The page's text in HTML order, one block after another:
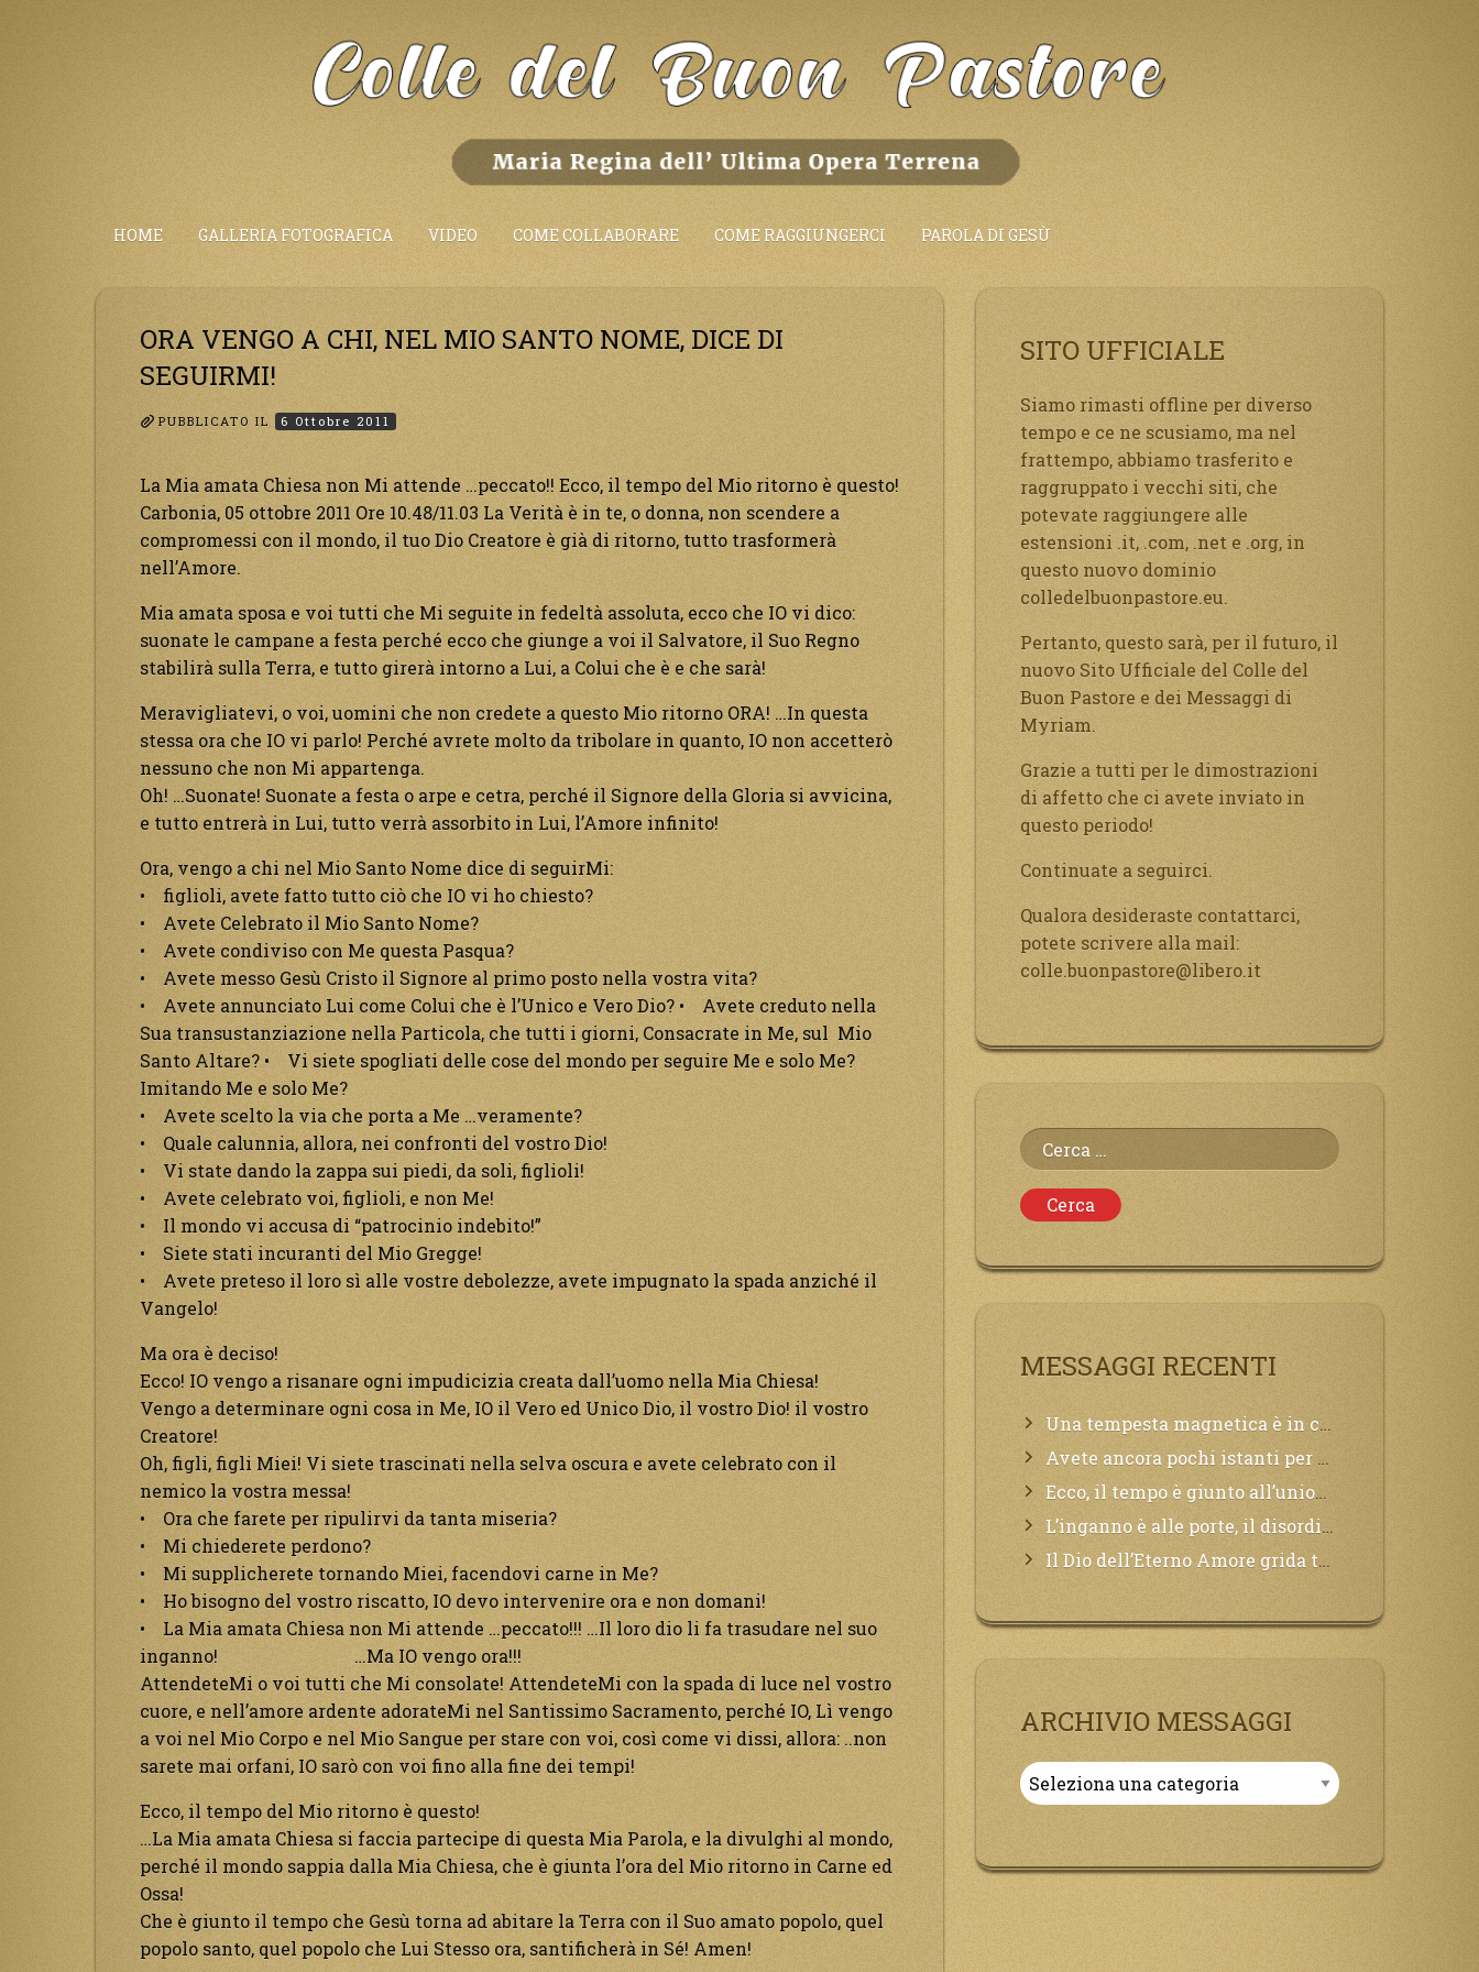
HOME GALLERIA FOTOGRAFICA VIDEO COME COLLABORARE COME RAGGIUNGERCI PAROLA DI GESÙ
ORA VENGO A CHI, NEL MIO SANTO NOME, DICE DI
SEGUIRMI!
PUBBLICATO IL 6 Ottobre 2011
La Mia amata Chiesa non Mi attende …peccato!! Ecco, il tempo del Mio ritorno è questo!
Carbonia, 05 ottobre 2011 Ore 10.48/11.03 La Verità è in te, o donna, non scendere a
compromessi con il mondo, il tuo Dio Creatore è già di ritorno, tutto trasformerà
nell’Amore.
Mia amata sposa e voi tutti che Mi seguite in fedeltà assoluta, ecco che IO vi dico:
suonate le campane a festa perché ecco che giunge a voi il Salvatore, il Suo Regno
stabilirà sulla Terra, e tutto girerà intorno a Lui, a Colui che è e che sarà!
Meravigliatevi, o voi, uomini che non credete a questo Mio ritorno ORA! …In questa
stessa ora che IO vi parlo! Perché avrete molto da tribolare in quanto, IO non accetterò
nessuno che non Mi appartenga.
Oh! …Suonate! Suonate a festa o arpe e cetra, perché il Signore della Gloria si avvicina,
e tutto entrerà in Lui, tutto verrà assorbito in Lui, l’Amore infinito!
Ora, vengo a chi nel Mio Santo Nome dice di seguirMi:
• figlioli, avete fatto tutto ciò che IO vi ho chiesto?
• Avete Celebrato il Mio Santo Nome?
• Avete condiviso con Me questa Pasqua?
• Avete messo Gesù Cristo il Signore al primo posto nella vostra vita?
• Avete annunciato Lui come Colui che è l’Unico e Vero Dio? • Avete creduto nella
Sua transustanziazione nella Particola, che tutti i giorni, Consacrate in Me, sul Mio
Santo Altare? • Vi siete spogliati delle cose del mondo per seguire Me e solo Me?
Imitando Me e solo Me?
• Avete scelto la via che porta a Me …veramente?
• Quale calunnia, allora, nei confronti del vostro Dio!
• Vi state dando la zappa sui piedi, da soli, figlioli!
• Avete celebrato voi, figlioli, e non Me!
• Il mondo vi accusa di “patrocinio indebito!”
• Siete stati incuranti del Mio Gregge!
• Avete preteso il loro sì alle vostre debolezze, avete impugnato la spada anziché il
Vangelo!
Ma ora è deciso!
Ecco! IO vengo a risanare ogni impudicizia creata dall’uomo nella Mia Chiesa!
Vengo a determinare ogni cosa in Me, IO il Vero ed Unico Dio, il vostro Dio! il vostro
Creatore!
Oh, figli, figli Miei! Vi siete trascinati nella selva oscura e avete celebrato con il
nemico la vostra messa!
• Ora che farete per ripulirvi da tanta miseria?
• Mi chiederete perdono?
• Mi supplicherete tornando Miei, facendovi carne in Me?
• Ho bisogno del vostro riscatto, IO devo intervenire ora e non domani!
• La Mia amata Chiesa non Mi attende …peccato!!! …Il loro dio li fa trasudare nel suo
inganno! …Ma IO vengo ora!!!
AttendeteMi o voi tutti che Mi consolate! AttendeteMi con la spada di luce nel vostro
cuore, e nell’amore ardente adorateMi nel Santissimo Sacramento, perché IO, Lì vengo
a voi nel Mio Corpo e nel Mio Sangue per stare con voi, così come vi dissi, allora: ..non
sarete mai orfani, IO sarò con voi fino alla fine dei tempi!
Ecco, il tempo del Mio ritorno è questo!
…La Mia amata Chiesa si faccia partecipe di questa Mia Parola, e la divulghi al mondo,
perché il mondo sappia dalla Mia Chiesa, che è giunta l’ora del Mio ritorno in Carne ed
Ossa!
Che è giunto il tempo che Gesù torna ad abitare la Terra con il Suo amato popolo, quel
popolo santo, quel popolo che Lui Stesso ora, santificherà in Sé! Amen!
SITO UFFICIALE
Siamo rimasti offline per diverso
tempo e ce ne scusiamo, ma nel
frattempo, abbiamo trasferito e
raggruppato i vecchi siti, che
potevate raggiungere alle
estensioni .it, .com, .net e .org, in
questo nuovo dominio
colledelbuonpastore.eu.
Pertanto, questo sarà, per il futuro, il
nuovo Sito Ufficiale del Colle del
Buon Pastore e dei Messaggi di
Myriam.
Grazie a tutti per le dimostrazioni
di affetto che ci avete inviato in
questo periodo!
Continuate a seguirci.
Qualora desideraste contattarci,
potete scrivere alla mail:
colle.buonpastore@libero.it
Ricerca
per:
MESSAGGI RECENTI
Una tempesta magnetica è in corso, questa generazione patirà. Il black out non tarderà ad arrivare e tutta la Terra sarà oscurata.
Avete ancora pochi istanti per convertirvi, non perdete tempo, la sciagura arriverà all’improvviso e per chi non si sarà preparato saranno dolori.
Ecco, il tempo è giunto all’unione del Padre con il figlio, non avete che da attendere pochissimo.
L’inganno è alle porte, il disordine degli ordinati urlerà perdono, ma sarà troppo tardi, il tradimento è stato grande!
Il Dio dell’Eterno Amore grida tutto il Suo bene per i Suoi,richiama a Sé i lontani, affinché si pentano e tornino a Lui:
ARCHIVIO MESSAGGI
Archivio
Messaggi